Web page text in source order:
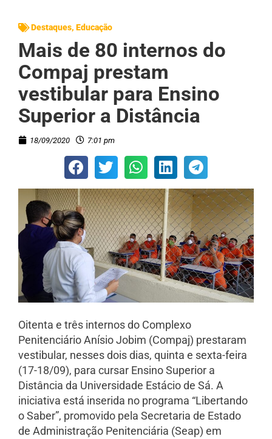
Destaques, Educação
Mais de 80 internos do
Compaj prestam
vestibular para Ensino
Superior a Distância
18/09/2020 7:01 pm
Oitenta e três internos do Complexo
Penitenciário Anísio Jobim (Compaj) prestaram
vestibular, nesses dois dias, quinta e sexta-feira
(17-18/09), para cursar Ensino Superior a
Distância da Universidade Estácio de Sá. A
iniciativa está inserida no programa “Libertando
o Saber”, promovido pela Secretaria de Estado
de Administração Penitenciária (Seap) em